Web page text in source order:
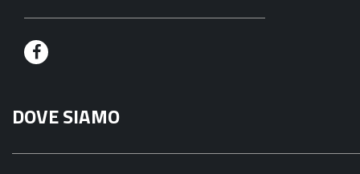
F
c
e
DOVE SIAMO